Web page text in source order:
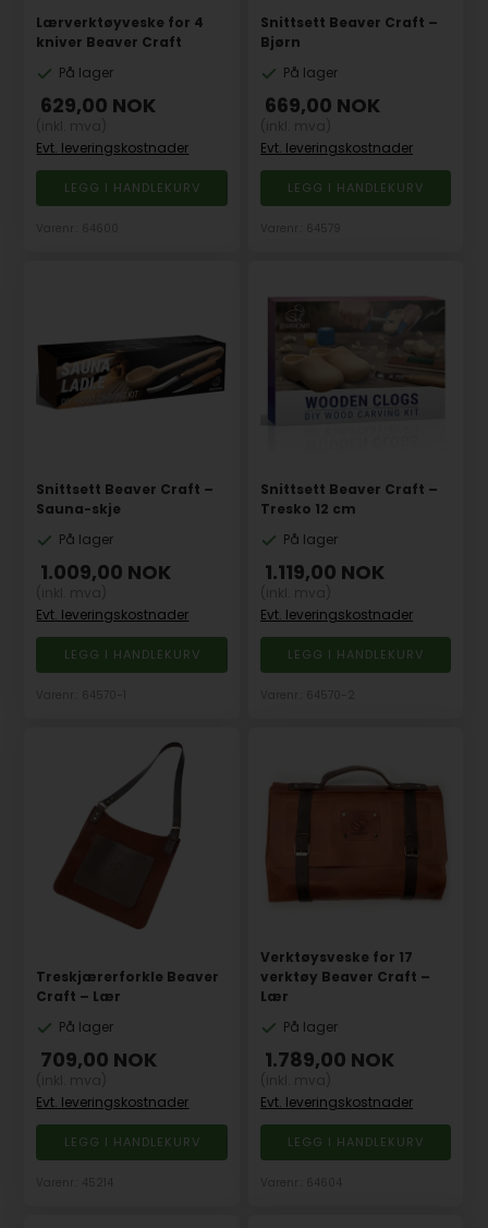
Lærverktøyveske for 4
kniver Beaver Craft
På lager
629,00 NOK
Evt. leveringskostnader
Snittsett Beaver Craft –
Bjørn
På lager
669,00 NOK
Evt. leveringskostnader
Snittsett Beaver Craft –
Sauna-skje
På lager
1.009,00 NOK
Evt. leveringskostnader
Snittsett Beaver Craft –
Tresko 12 cm
På lager
1.119,00 NOK
Evt. leveringskostnader
Treskjærerforkle Beaver
Craft – Lær
På lager
709,00 NOK
Evt. leveringskostnader
Verktøysveske for 17
verktøy Beaver Craft –
Lær
På lager
1.789,00 NOK
Evt. leveringskostnader